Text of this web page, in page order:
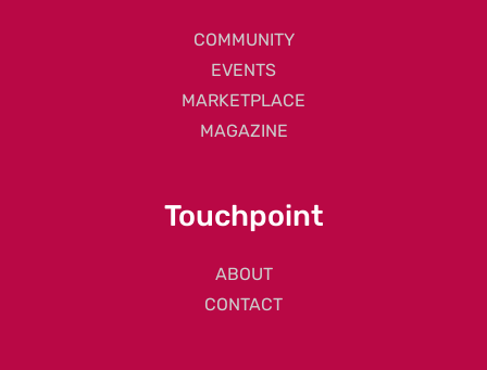
COMMUNITY
EVENTS
MARKETPLACE
MAGAZINE
Touchpoint
ABOUT
CONTACT